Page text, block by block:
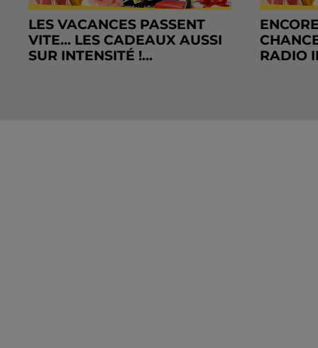
LES VACANCES PASSENT
VITE... LES CADEAUX AUSSI
SUR INTENSITÉ !...
RADIO